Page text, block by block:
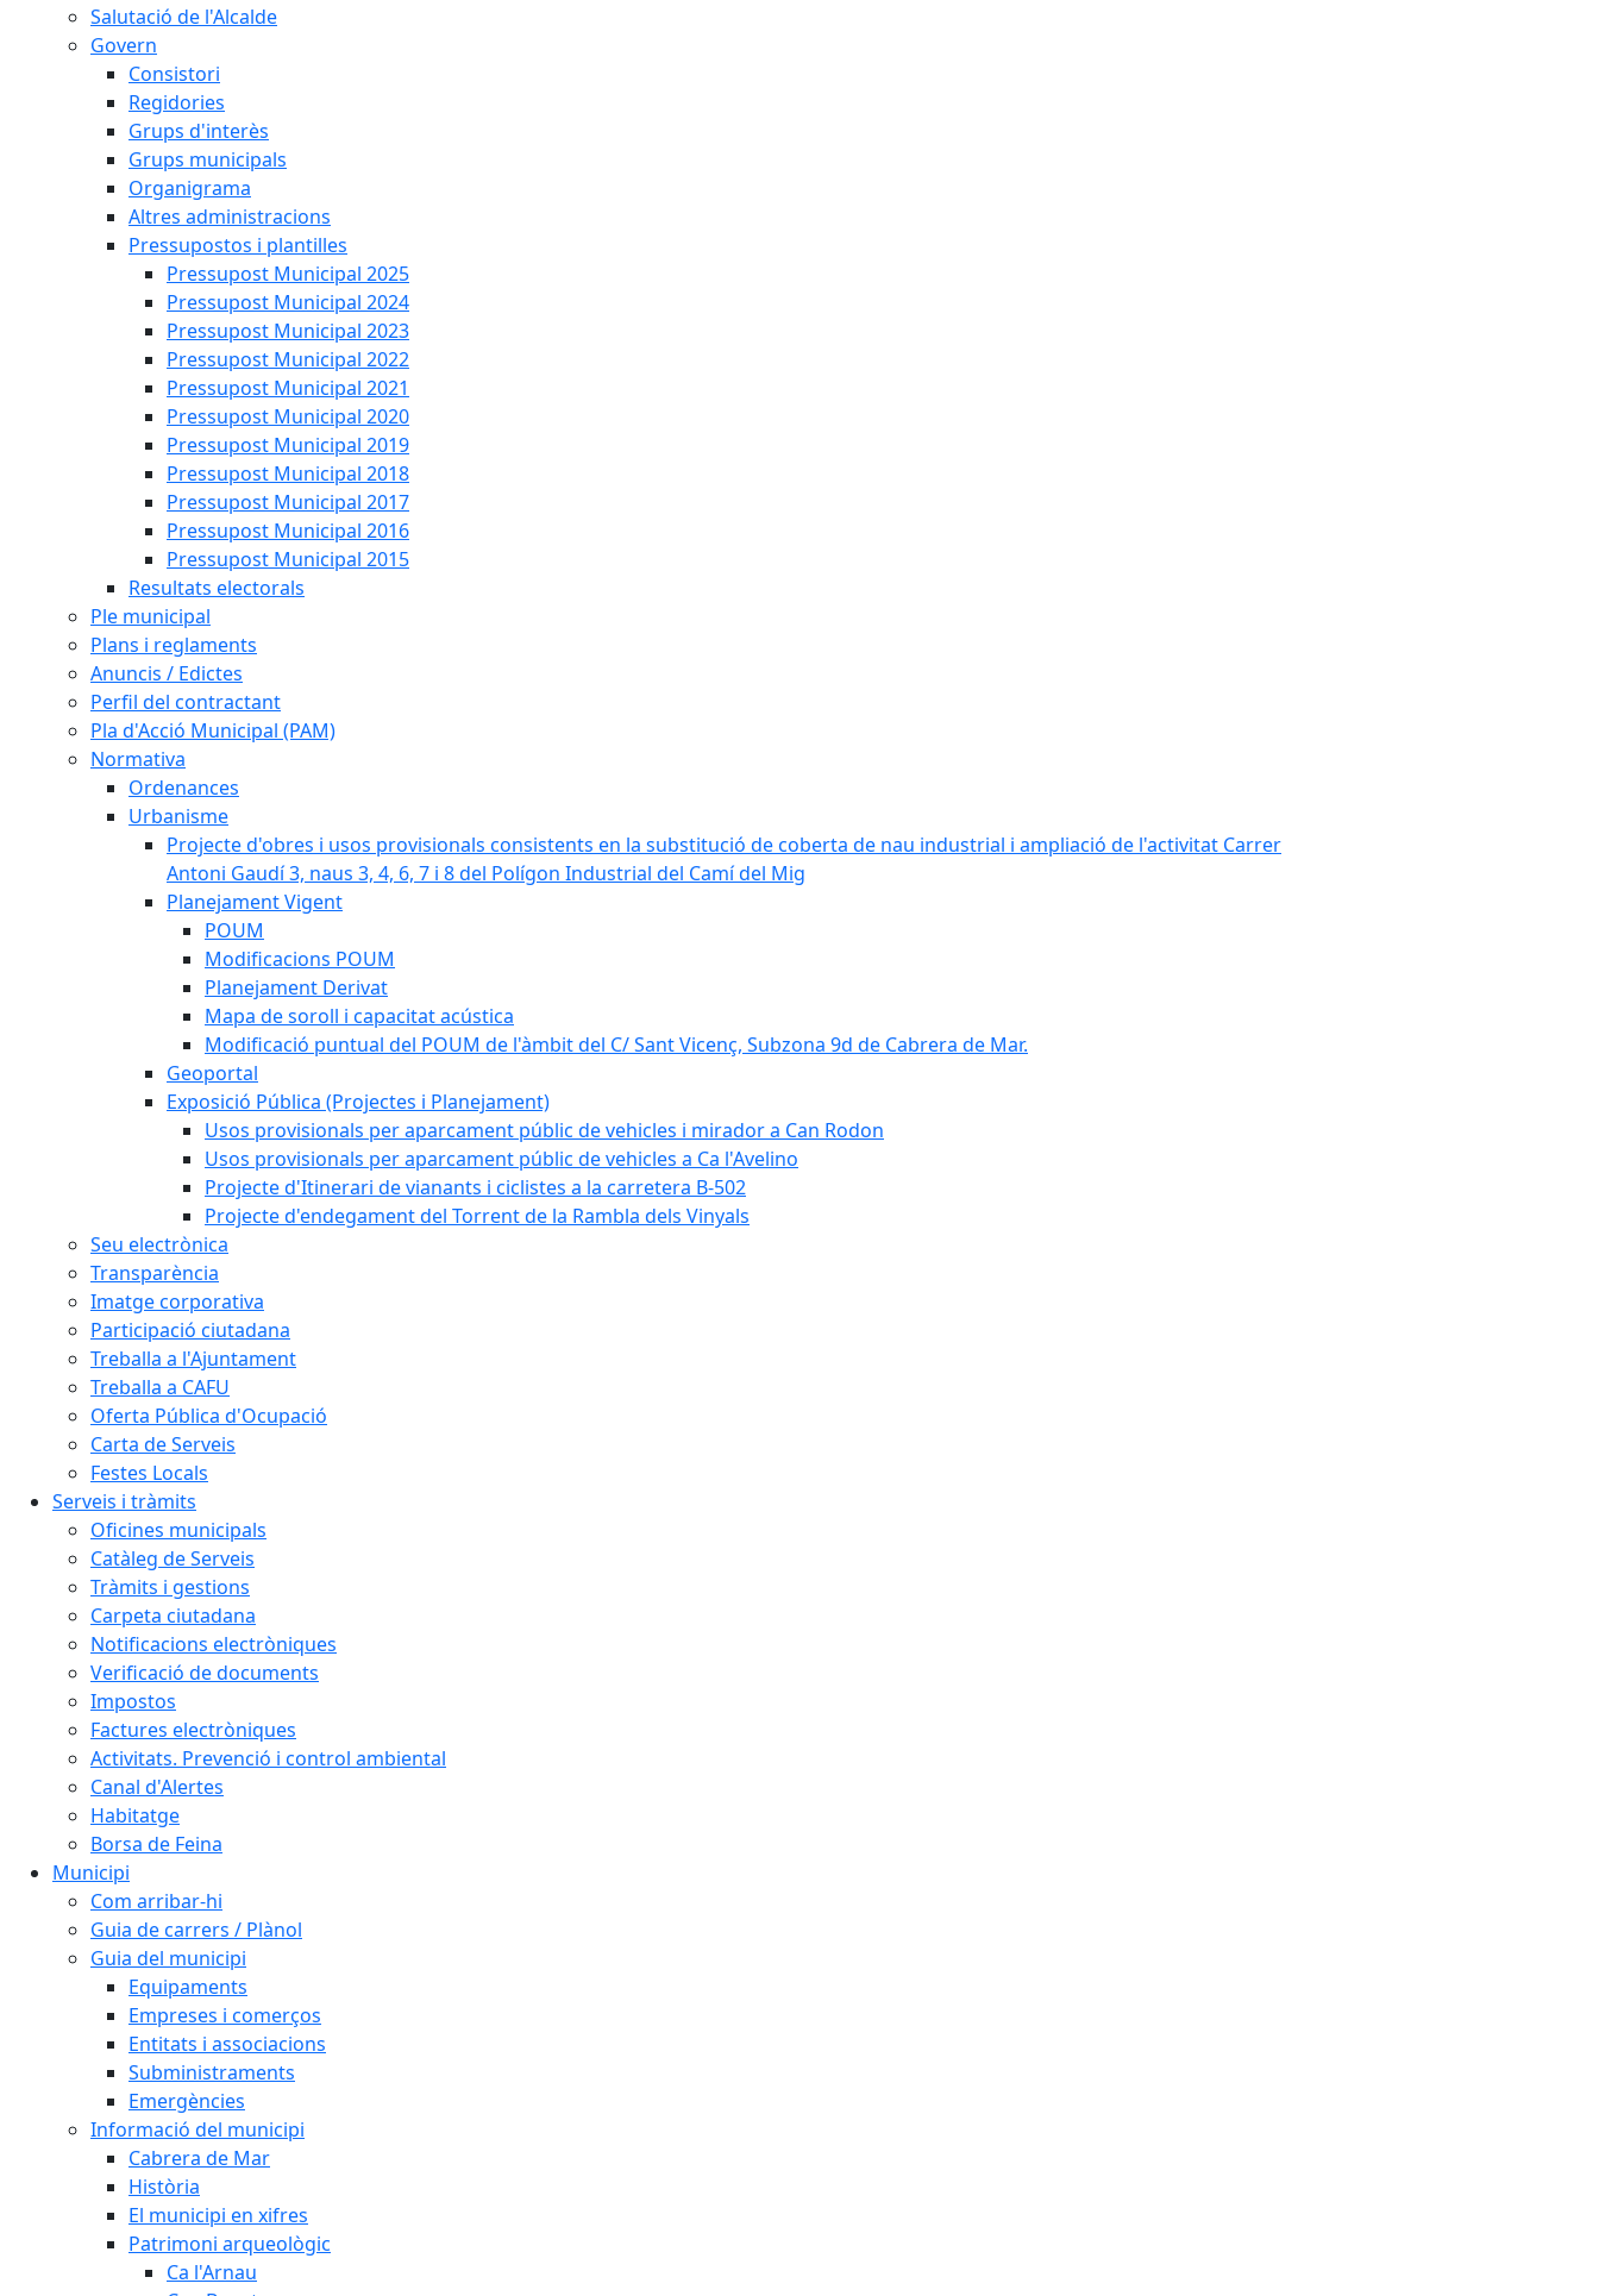
Salutació de l'Alcalde
Govern
Consistori
Regidories
Grups d'interès
Grups municipals
Organigrama
Altres administracions
Pressupostos i plantilles
Pressupost Municipal 2025
Pressupost Municipal 2024
Pressupost Municipal 2023
Pressupost Municipal 2022
Pressupost Municipal 2021
Pressupost Municipal 2020
Pressupost Municipal 2019
Pressupost Municipal 2018
Pressupost Municipal 2017
Pressupost Municipal 2016
Pressupost Municipal 2015
Resultats electorals
Ple municipal
Plans i reglaments
Anuncis / Edictes
Perfil del contractant
Pla d'Acció Municipal (PAM)
Normativa
Ordenances
Urbanisme
Projecte d'obres i usos provisionals consistents en la substitució de coberta de nau industrial i ampliació de l'activitat Carrer
Antoni Gaudí 3, naus 3, 4, 6, 7 i 8 del Polígon Industrial del Camí del Mig
Planejament Vigent
POUM
Modificacions POUM
Planejament Derivat
Mapa de soroll i capacitat acústica
Modificació puntual del POUM de l'àmbit del C/ Sant Vicenç, Subzona 9d de Cabrera de Mar.
Geoportal
Exposició Pública (Projectes i Planejament)
Usos provisionals per aparcament públic de vehicles i mirador a Can Rodon
Usos provisionals per aparcament públic de vehicles a Ca l'Avelino
Projecte d'Itinerari de vianants i ciclistes a la carretera B-502
Projecte d'endegament del Torrent de la Rambla dels Vinyals
Seu electrònica
Transparència
Imatge corporativa
Participació ciutadana
Treballa a l'Ajuntament
Treballa a CAFU
Oferta Pública d'Ocupació
Carta de Serveis
Festes Locals
Serveis i tràmits
Oficines municipals
Catàleg de Serveis
Tràmits i gestions
Carpeta ciutadana
Notificacions electròniques
Verificació de documents
Impostos
Factures electròniques
Activitats. Prevenció i control ambiental
Canal d'Alertes
Habitatge
Borsa de Feina
Municipi
Com arribar-hi
Guia de carrers / Plànol
Guia del municipi
Equipaments
Empreses i comerços
Entitats i associacions
Subministraments
Emergències
Informació del municipi
Cabrera de Mar
Història
El municipi en xifres
Patrimoni arqueològic
Ca l'Arnau